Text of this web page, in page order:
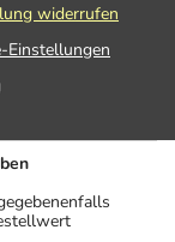
widerrufen
Einstellungen